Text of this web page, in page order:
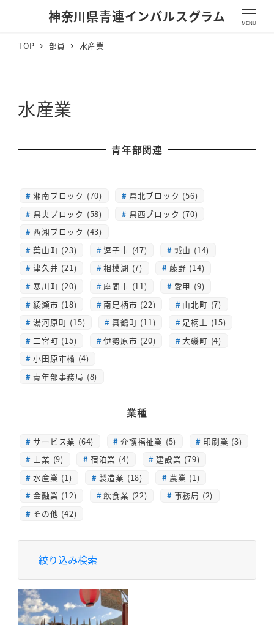
神奈川県青連インパルスグラム MENU
TOP 部員 水産業
水産業
青年部関連
湘南ブロック (70)
県北ブロック (56)
県央ブロック (58)
県西ブロック (70)
西湘ブロック (43)
葉山町 (23)
逗子市 (47)
城山 (14)
津久井 (21)
相模湖 (7)
藤野 (14)
寒川町 (20)
座間市 (11)
愛甲 (9)
綾瀬市 (18)
南足柄市 (22)
山北町 (7)
湯河原町 (15)
真鶴町 (11)
足柄上 (15)
二宮町 (15)
伊勢原市 (20)
大磯町 (4)
小田原市橘 (4)
青年部事務局 (8)
業種
サービス業 (64) 介護福祉業 (5)
印刷業 (3)
士業 (9)
宿泊業 (4)
建設業 (79)
水産業 (1)
製造業 (18)
農業 (1)
金融業 (12)
飲食業 (22)
事務局 (2)
その他 (42)
絞り込み検索